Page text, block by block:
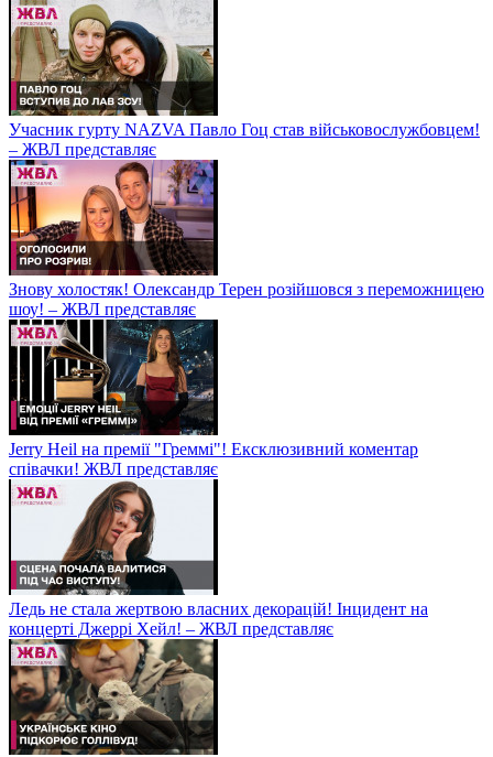
Учасник гурту NAZVA Павло Гоц став військовослужбовцем!
– ЖВЛ представляє
Знову холостяк! Олександр Терен розійшовся з переможницею
шоу! – ЖВЛ представляє
Jerry Heil на премії "Греммі"! Ексклюзивний коментар
співачки! ЖВЛ представляє
Ледь не стала жертвою власних декорацій! Інцидент на
концерті Джеррі Хейл! – ЖВЛ представляє